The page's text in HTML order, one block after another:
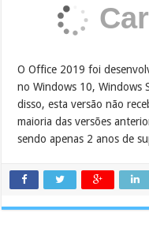
O Office 2019 foi
no Windows 10, Windows
disso, esta versão não
maioria das versões
sendo apenas 2 anos de